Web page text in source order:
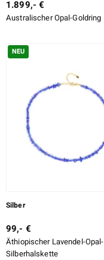
1.899,- €
Australischer Opal-Goldring
NEU
Silber
99,- €
Äthiopischer Lavendel-Opal-
Silberhalskette